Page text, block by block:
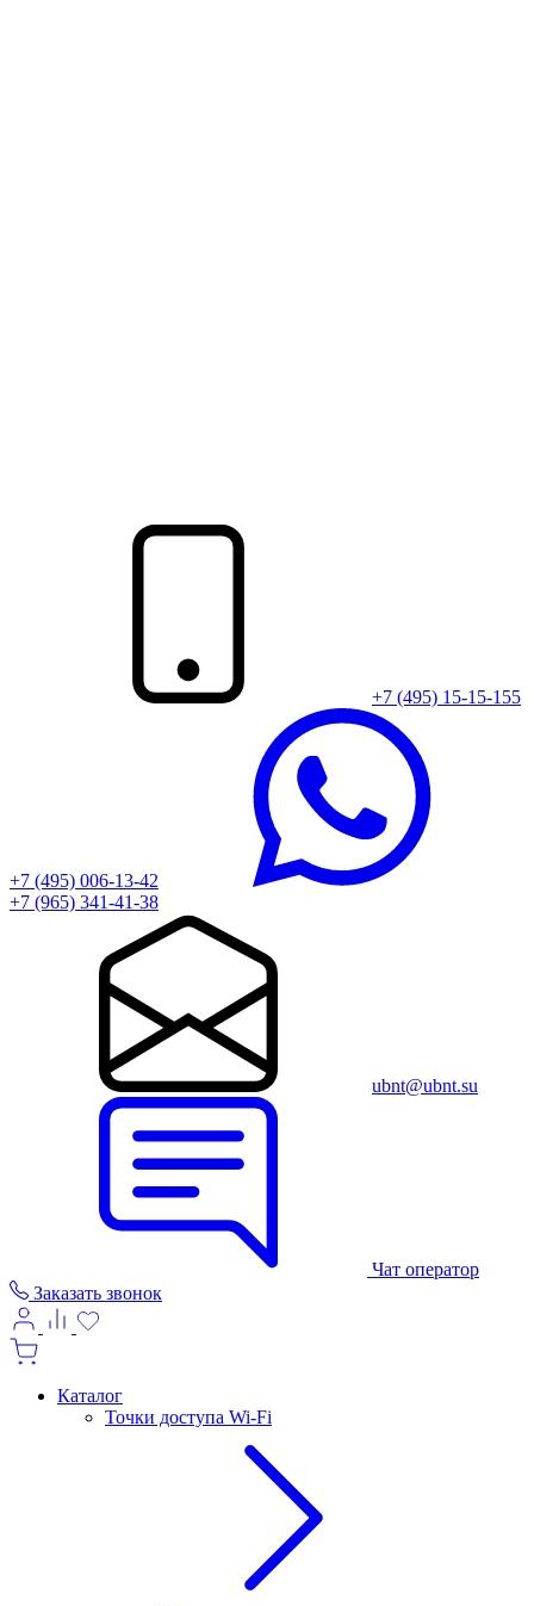
+7 (495) 15-15-155
+7 (495) 006-13-42
+7 (965) 341-41-38
ubnt@ubnt.su
Чат оператор
Заказать звонок
Каталог
Точки доступа Wi-Fi